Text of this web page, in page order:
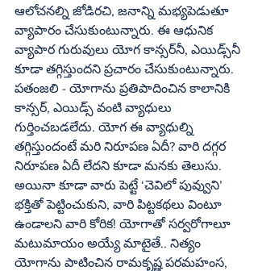
ఆలోచనల్ని జోడిరచి, జనాన్ని మభ్యపెడుతూ
వ్యాపారం చేసుకుంటున్నారు. ఈ ఆధునిక
వ్యాపార గురువులు యోగ కాన్సర్‌నీ, ఎయిడ్స్‌నీ
కూడా తగ్గిస్తుందని ప్రచారం చేసుకుంటున్నారు.
పతంజలి - యోగాను ప్రతిపాదించిన కాలానికి
కాన్సర్‌, ఎయిడ్స్‌ వంటి వ్యాధులు
గుర్తించబడలేదు. యోగ ఈ వ్యాధుల్ని
తగ్గిస్తుందంటే మరి నిరూపణ ఏదీ? వారి దగ్గర
నిరూపణ ఏదీ లేదని కూడా మనకు తెలుసు.
అయినా కూడా వారు పెట్టే ‘చెవిలో పువ్వుని’
భక్తితో పెట్టించుకుని, వారి పిట్టకథలు వింటూ
ఉండాలని వారి కోరిక! యోగాతో సర్వరోగాలూ
మటుమాయం అయ్యే మాటైతే.. నిత్యం
యోగాను పాటించిన రామకృష్ణ పరమహంస,